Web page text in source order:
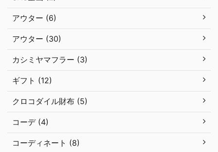
アウター (6)
アウター (30)
カシミヤマフラー (3)
ギフト (12)
クロコダイル財布 (5)
コーデ (4)
コーディネート (8)